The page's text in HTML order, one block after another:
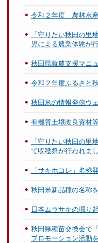
令和２年度 農林水
「守りたい秋田の里
児による農業体験が
秋田県就農支援マニ
令和２年度ふるさと
秋田米の情報発信ウ
有機質土壌改良資材
「守りたい秋田の里
て収穫祭が行われまし
「サキホコレ」名称
秋田米新品種の名称
日本ムラサキの掘り
秋田県種苗交換会で
プロモーション活動